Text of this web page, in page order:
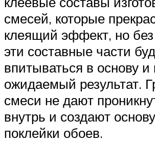
смесей, которые
клеящий эффект, но без
эти составные части
впитываться в основу и
ожидаемый результат.
смеси не дают
внутрь и создают
поклейки обоев.